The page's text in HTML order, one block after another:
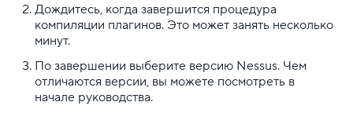
Дождитесь, когда завершится процедура
компиляции плагинов. Это может занять несколько
минут.
По завершении выберите версию Nessus. Чем
отличаются версии, вы можете посмотреть в
начале руководства.